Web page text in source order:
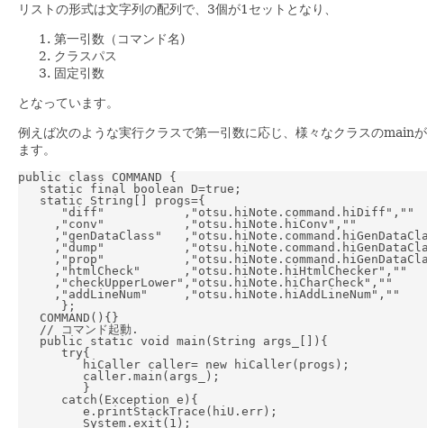
リストの形式は文字列の配列で、3個が1セットとなり、
第一引数（コマンド名)
クラスパス
固定引数
となっています。
例えば次のような実行クラスで第一引数に応じ、様々なクラスのmain
ます。
public class COMMAND {
   static final boolean D=true;
   static String[] progs={
      "diff"           ,"otsu.hiNote.command.hiDiff",""
     ,"conv"           ,"otsu.hiNote.hiConv",""
,"genDataClass"
,"dump"
,"prop"
     ,"htmlCheck"      ,"otsu.hiNote.hiHtmlChecker",""
     ,"checkUpperLower","otsu.hiNote.hiCharCheck",""
     ,"addLineNum"     ,"otsu.hiNote.hiAddLineNum",""
      };
   COMMAND(){}
   // コマンド起動.
   public static void main(String args_[]){
      try{
         hiCaller caller= new hiCaller(progs);
         caller.main(args_);
         }
      catch(Exception e){
         e.printStackTrace(hiU.err);
         System.exit(1);